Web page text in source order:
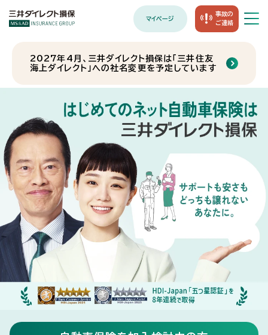
マイページ
事故の
ご連絡
事故のご連絡
ホーム
自動車保険
自動車保険 トップ
選ばれる理由
補償プランを創るとき
バイク保険
バイク保険 トップ
選ばれる理由
ご契約者の方へ
ご契約者の方へトップ
事故対応
2027年4月、三井ダイレクト損保は「三井住友
海上ダイレクト」への社名変更を予定しています